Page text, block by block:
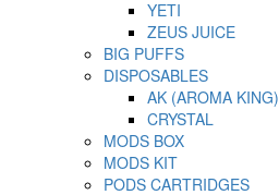
YETI
ZEUS JUICE
BIG PUFFS
DISPOSABLES
AK (AROMA KING)
CRYSTAL
MODS BOX
MODS KIT
PODS CARTRIDGES